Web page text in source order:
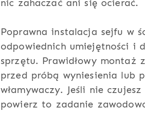
nic zahaczać ani się ocierać.
Poprawna instalacja sejfu w
odpowiednich umiejętności i
sprzętu. Prawidłowy montaż
przed próbą wyniesienia lub
włamywaczy. Jeśli nie
powierz to zadanie